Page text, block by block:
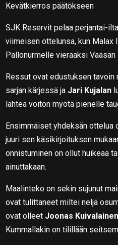
Kevätkierros päätökseen
SJK Reservit pelaa perjantai-
viimeisen ottelunsa, kun Malax
Pallonurmelle vieraaksi
Ressut ovat edustuksen tavoin
sarjan kärjessä ja Jari Kujalan
lähteä voiton myötä pienelle
Ensimmäiset yhdeksän
juuri sen käsikirjoituksen
onnistuminen on ollut huikeaa
ainuttakaan.
Maalinteko on sekin sujunut
ovat tulittaneet miltei neljä
ovat olleet Joonas
Kummallakin on tilillään